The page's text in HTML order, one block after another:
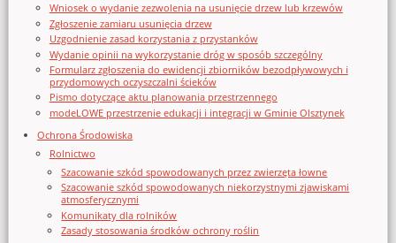
Wniosek o wydanie zezwolenia na usunięcie drzew lub krzewów
Zgłoszenie zamiaru usunięcia drzew
Uzgodnienie zasad korzystania z przystanków
Wydanie opinii na wykorzystanie dróg w sposób szczególny
Formularz zgłoszenia do ewidencji zbiorników bezodpływowych i
przydomowych oczyszczalni ścieków
Pismo dotyczące aktu planowania przestrzennego
modeLOWE przestrzenie edukacji i integracji w Gminie Olsztynek
Ochrona Środowiska
Rolnictwo
Szacowanie szkód spowodowanych przez zwierzęta łowne
Szacowanie szkód spowodowanych niekorzystnymi zjawiskami
atmosferycznymi
Komunikaty dla rolników
Zasady stosowania środków ochrony roślin